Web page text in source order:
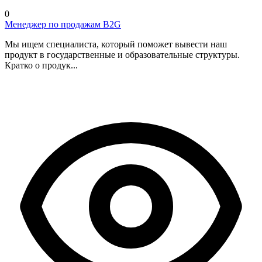
0
Менеджер по продажам B2G
Мы ищем специалиста, который поможет вывести наш
продукт в государственные и образовательные структуры.
Кратко о продук...